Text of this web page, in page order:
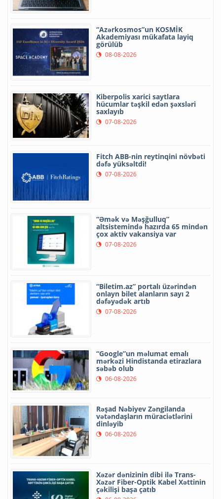
“Azərkosmos”un KOSMİK
Akademiyası mükafata layiq
görülüb
08-08-2026
Kiberpolis xarici saytlara
hücumlar təşkil edən şəxsləri
saxlayıb
07-08-2026
Fitch ABB-nin reytinqini növbəti
dəfə yüksəltdi!
07-08-2026
“Əmək və Məşğulluq”
altsistemində hazırda 65 mindən
çox aktiv vakansiya var
07-08-2026
“Biletim.az” portalı üzərindən
onlayn bilet alanların sayı 2
dəfəyədək artıb
07-08-2026
“Google”un məlumat emalı
mərkəzi Hindistanda etirazlara
səbəb olub
06-08-2026
Rəşad Nəbiyev Zəngilanda
vətəndaşların müraciətlərini
dinləyib
06-08-2026
Xəzər dənizinin dibi ilə Trans-
Xəzər Fiber-Optik Kabel Xəttinin
çəkilişi başa çatıb